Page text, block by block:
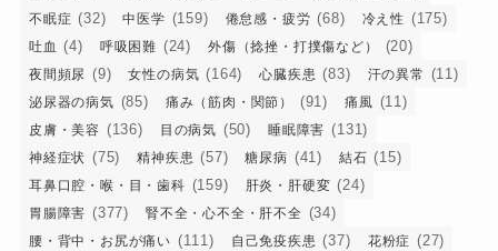
不眠症 (32) 中医学 (159) 倦怠感・疲労 (68) 冷え性 (175)
吐血 (4) 呼吸困難 (24) 外傷（捻挫・打撲傷など） (20)
夜間頻尿 (9) 女性の病気 (164) 心臓疾患 (83) 汗の異常 (11)
泌尿器の病気 (85) 痛み（筋肉・関節） (91) 痛風 (11)
皮膚・美容 (136) 目の病気 (50) 睡眠障害 (131)
神経症状 (75) 精神疾患 (57) 糖尿病 (41) 結石 (15)
耳鼻口腔・喉・目・歯科 (159) 肝炎・肝硬変 (24)
胃腸障害 (377) 腎不全・心不全・肝不全 (34)
腰・背中・お尻が痛い (111) 自己免疫疾患 (37) 花粉症 (27)